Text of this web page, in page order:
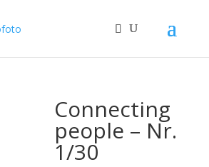
Connecting
people – Nr.
1/30